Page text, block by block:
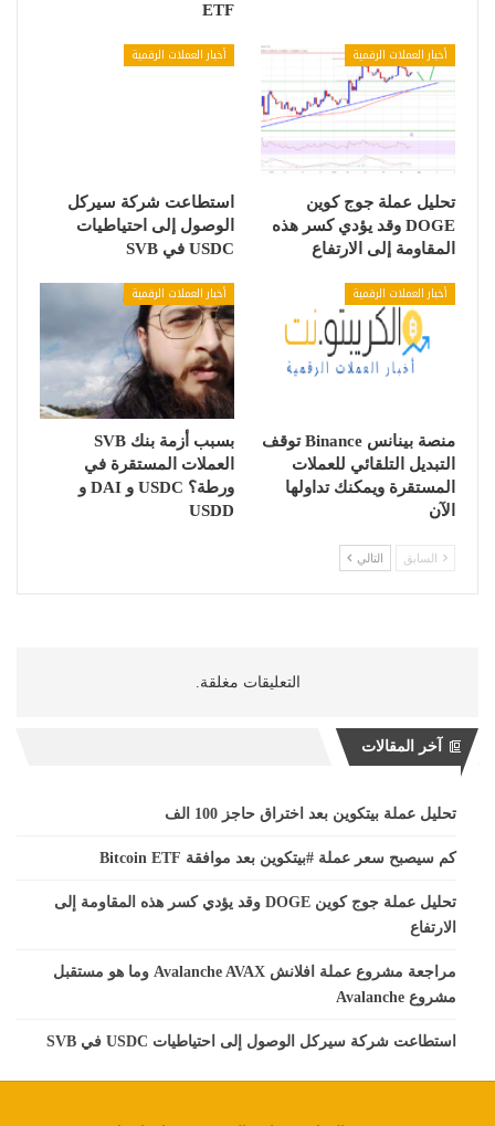
ETF
أخبار العملات الرقمية
تحليل عملة جوج كوين
DOGE وقد يؤدي كسر هذه
المقاومة إلى الارتفاع
أخبار العملات الرقمية
استطاعت شركة سيركل
الوصول إلى احتياطيات
USDC في SVB
أخبار العملات الرقمية
منصة بينانس Binance توقف
التبديل التلقائي للعملات
المستقرة ويمكنك تداولها
الآن
أخبار العملات الرقمية
بسبب أزمة بنك SVB
العملات المستقرة في
ورطة؟ USDC و DAI و
USDD
السابق التالي
التعليقات مغلقة.
آخر المقالات
تحليل عملة بيتكوين بعد اختراق حاجز 100 الف
كم سيصبح سعر عملة #بيتكوين بعد موافقة Bitcoin ETF
تحليل عملة جوج كوين DOGE وقد يؤدي كسر هذه المقاومة إلى
الارتفاع
مراجعة مشروع عملة افلانش Avalanche AVAX وما هو مستقبل
مشروع Avalanche
استطاعت شركة سيركل الوصول إلى احتياطيات USDC في SVB